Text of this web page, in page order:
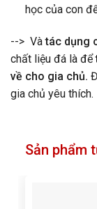
học của con
--> Vàtác dụng
chất liệu đá là để
về cho gia chủ.
gia chủ yêu thích.
Sản phẩm